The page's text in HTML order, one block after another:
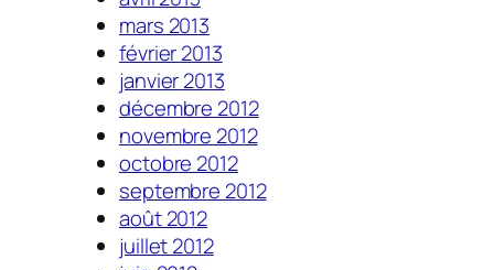
mars 2013
février 2013
janvier 2013
décembre 2012
novembre 2012
octobre 2012
septembre 2012
août 2012
juillet 2012